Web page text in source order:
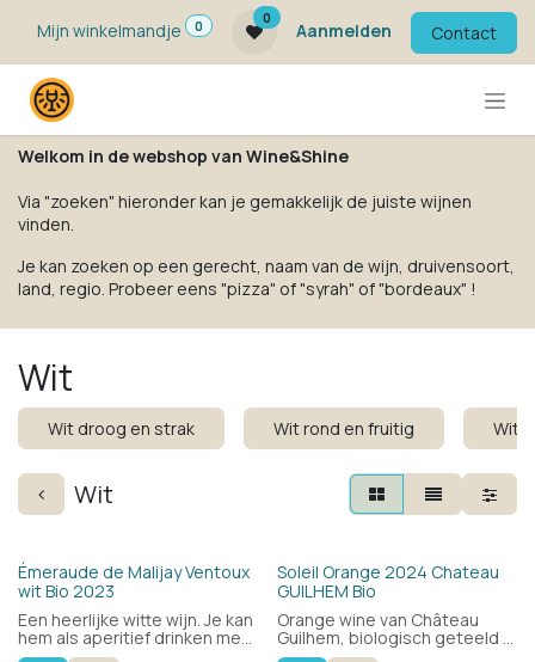
Mijn winkelmandje
0
0
Aanmelden Contact
Welkom in de webshop van Wine&Shine
Via "zoeken" hieronder kan je gemakkelijk de juiste wijnen
vinden.
Je kan zoeken op een gerecht, naam van de wijn, druivensoort,
land, regio. Probeer eens "pizza" of "syrah" of "bordeaux" !
Wit
Wit droog en strak Wit rond en fruitig Wit
Wit
Bio
Émeraude de Malijay Ventoux
wit Bio 2023
Een heerlijke witte wijn. Je kan
hem als aperitief drinken met
vis of wit vlees. Soepel, fris en
Bio
Soleil Orange 2024 Chateau
GUILHEM Bio
Orange wine van Château
Guilhem, biologisch geteeld in
de Languedoc. 100%